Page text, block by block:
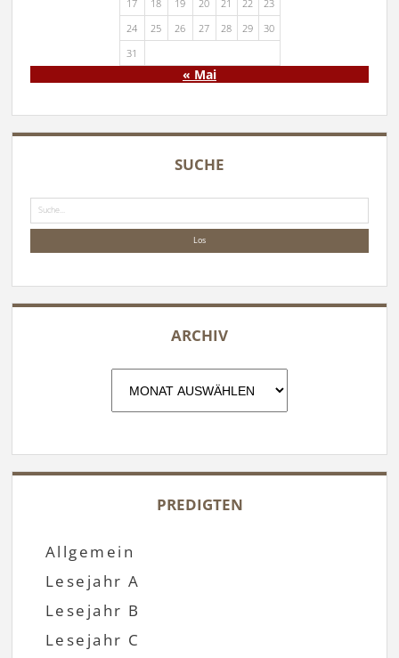
17
18 19 20 21 22
23
24
25 26 27 28 29
30
31
« Mai
SUCHE
Suche
ARCHIV
PREDIGTEN
Allgemein
Lesejahr A
Lesejahr B
Lesejahr C